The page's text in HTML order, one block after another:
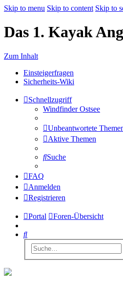
Skip to menu Skip to content Skip to
Das 1. Kayak
Zum Inhalt
Einsteigerfragen
Sicherheits-Wiki
Schnellzugriff
Windfinder Ostsee
Unbeantwortete
Aktive Themen
Suche
FAQ
Anmelden
Registrieren
Portal Foren-Übersicht
Suche